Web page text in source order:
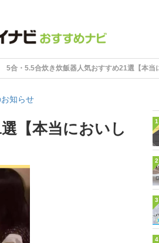
5合・5.5合炊き炊飯器人気おすすめ21選【本
知らせ
【本当においし
1
2
3
4